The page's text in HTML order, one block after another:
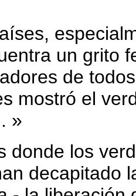
un grito
de
mostró el
»
donde los
decapitado